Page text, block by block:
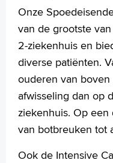
Onze
van de grootste
2-ziekenhuis en
diverse patiënten.
ouderen van
afwisseling dan op
ziekenhuis. Op
van botbreuken tot
Ook de Intensive